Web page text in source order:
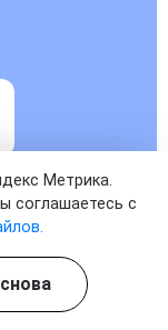
Метрика.
соглашаетесь с